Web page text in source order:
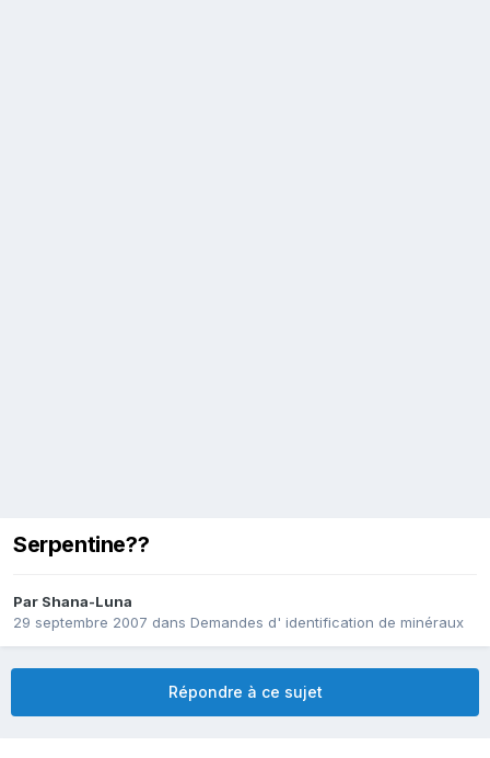
Serpentine??
Par Shana-Luna
29 septembre 2007 dans Demandes d' identification de minéraux
Répondre à ce sujet